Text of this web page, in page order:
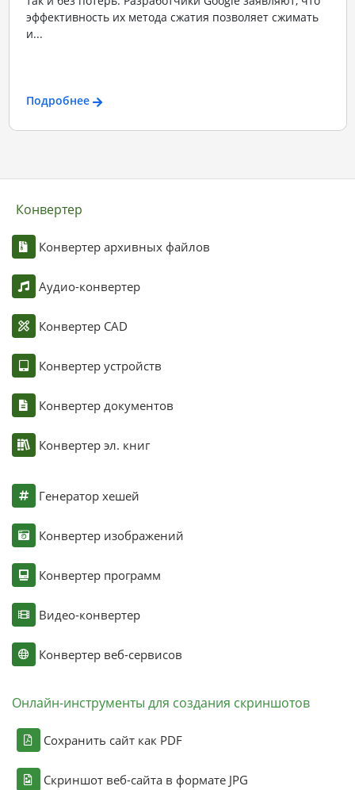
эффективность их метода сжатия позволяет сжимать
и...
Подробнее
Конвертер
Конвертер архивных файлов
Аудио-конвертер
Конвертер CAD
Конвертер устройств
Конвертер документов
Конвертер эл. книг
Генератор хешей
Конвертер изображений
Конвертер программ
Видео-конвертер
Конвертер веб-сервисов
Онлайн-инструменты для создания скриншотов
Сохранить сайт как PDF
Скриншот веб-сайта в формате JPG